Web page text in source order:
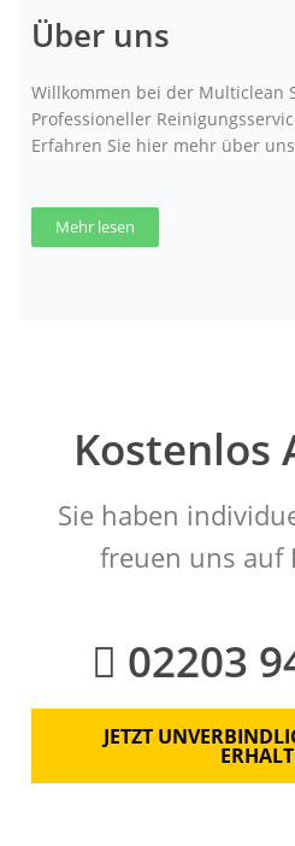
Über uns
Willkommen bei der Multiclean
Professioneller
Erfahren Sie hier mehr über
Mehr lesen
Kostenlos
Sie haben
freuen uns auf
02203
JETZT